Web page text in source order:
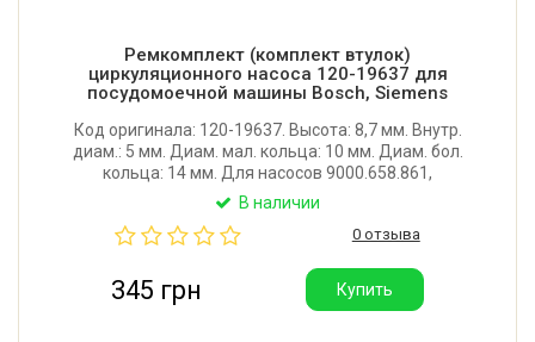
Ремкомплект (комплект втулок)
циркуляционного насоса 120-19637 для
посудомоечной машины Bosch, Siemens
Код оригинала: 120-19637. Высота: 8,7 мм. Внутр.
диам.: 5 мм. Диам. мал. кольца: 10 мм. Диам. бол.
кольца: 14 мм. Для насосов 9000.658.861,
9000.407.935, 9000.877.349, 9000.589.645,
9000.561.773, 9000.681.689. Материал: графит.
В наличии
0 отзыва
345 грн Купить